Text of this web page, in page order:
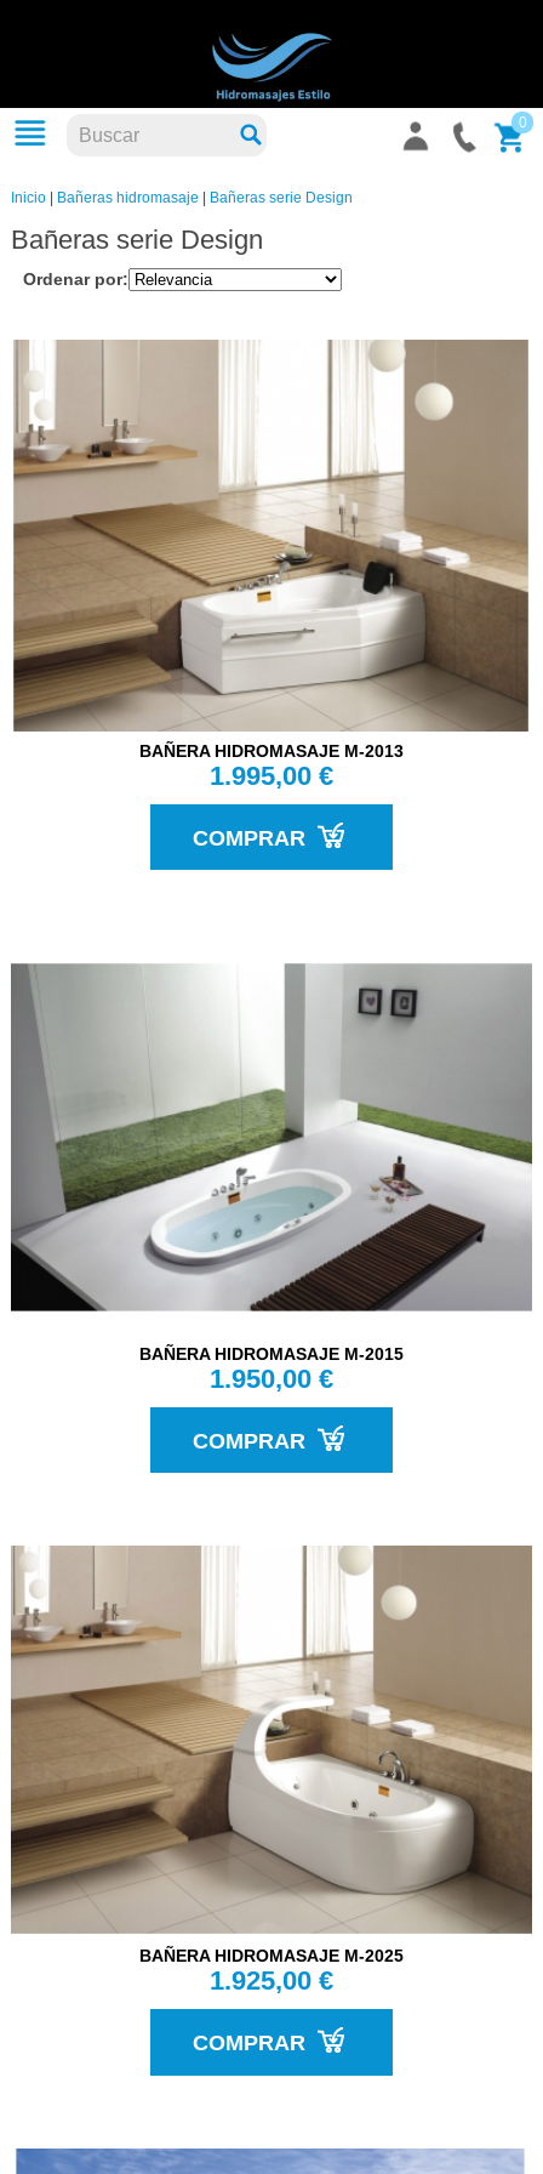
0
Inicio| Bañeras hidromasaje Bañeras serie Design
Bañeras serie Design
Ordenar por:
BAÑERA HIDROMASAJE M-2013
1.995,00 €
COMPRAR
BAÑERA HIDROMASAJE M-2015
1.950,00 €
COMPRAR
BAÑERA HIDROMASAJE M-2025
1.925,00 €
COMPRAR